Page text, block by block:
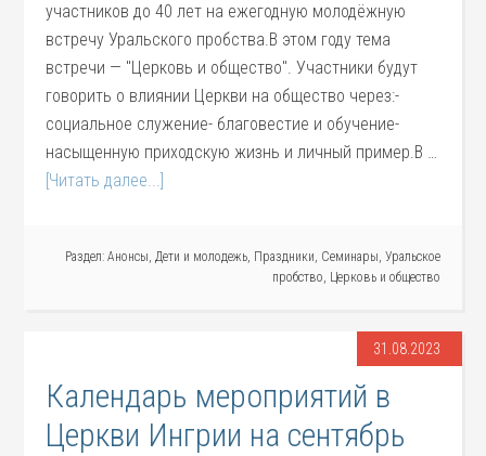
участников до 40 лет на ежегодную молодёжную
встречу Уральского пробства.В этом году тема
встречи — "Церковь и общество". Участники будут
говорить о влиянии Церкви на общество через:-
социальное служение- благовестие и обучение-
насыщенную приходскую жизнь и личный пример.В …
[Читать далее...]
Раздел: Анонсы, Дети и молодежь, Праздники, Семинары, Уральское
пробство, Церковь и общество
31.08.2023
Календарь мероприятий в
Церкви Ингрии на сентябрь